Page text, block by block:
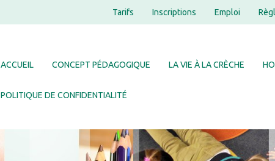
Tarifs Inscriptions Emploi
ACCUEIL CONCEPT PÉDAGOGIQUE LA VIE À LA CRÈCHE
POLITIQUE DE CONFIDENTIALITÉ